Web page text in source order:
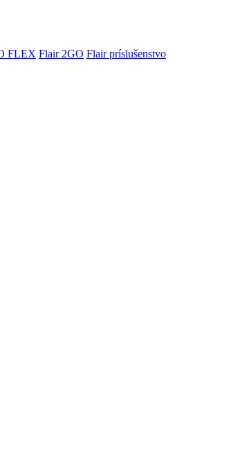
FLEX Flair 2GO Flair príslušenstvo